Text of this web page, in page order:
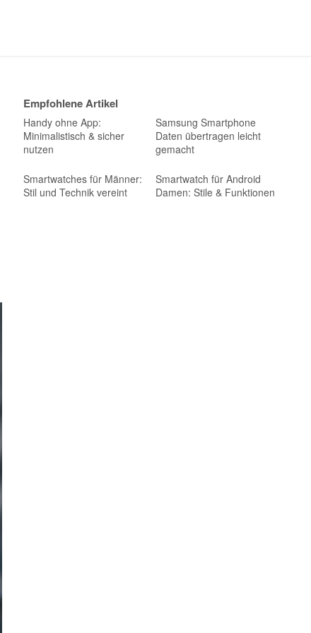
Empfohlene Artikel
Handy ohne App:
Minimalistisch & sicher
nutzen
Samsung Smartphone
Daten übertragen leicht
gemacht
Smartwatches für Männer:
Stil und Technik vereint
Smartwatch für Android
Damen: Stile & Funktionen